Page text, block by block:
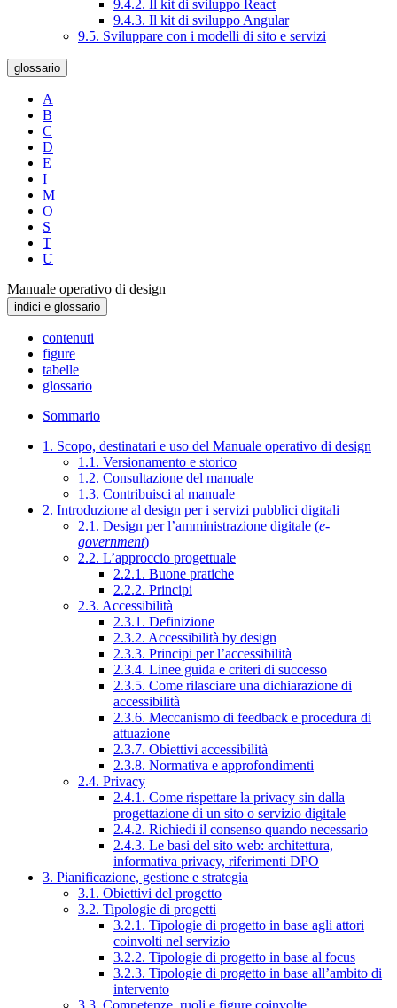
9.4.2. Il kit di sviluppo React
9.4.3. Il kit di sviluppo Angular
9.5. Sviluppare con i modelli di sito e servizi
glossario
A
B
C
D
E
I
M
O
S
T
U
Manuale operativo di design
indici e glossario
contenuti
figure
tabelle
glossario
Sommario
1. Scopo, destinatari e uso del Manuale operativo di design
1.1. Versionamento e storico
1.2. Consultazione del manuale
1.3. Contribuisci al manuale
2. Introduzione al design per i servizi pubblici digitali
2.1. Design per l’amministrazione digitale (e-
government)
2.2. L’approccio progettuale
2.2.1. Buone pratiche
2.2.2. Principi
2.3. Accessibilità
2.3.1. Definizione
2.3.2. Accessibilità by design
2.3.3. Principi per l’accessibilità
2.3.4. Linee guida e criteri di successo
2.3.5. Come rilasciare una dichiarazione di
accessibilità
2.3.6. Meccanismo di feedback e procedura di
attuazione
2.3.7. Obiettivi accessibilità
2.3.8. Normativa e approfondimenti
2.4. Privacy
2.4.1. Come rispettare la privacy sin dalla
progettazione di un sito o servizio digitale
2.4.2. Richiedi il consenso quando necessario
2.4.3. Le basi del sito web: architettura,
informativa privacy, riferimenti DPO
3. Pianificazione, gestione e strategia
3.1. Obiettivi del progetto
3.2. Tipologie di progetti
3.2.1. Tipologie di progetto in base agli attori
coinvolti nel servizio
3.2.2. Tipologie di progetto in base al focus
3.2.3. Tipologie di progetto in base all’ambito di
intervento
3.3. Competenze, ruoli e figure coinvolte